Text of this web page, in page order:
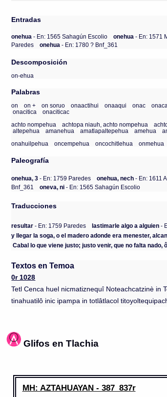
Entradas
onehua- En: 1565 Sahagún Escolio onehua- En: 1571
Paredes
onehua- En: 1780 ? Bnf_361
Descomposición
on-ehua
Palabras
on on + on soruo onaactihui onaaqui onac onaca
onacitica
onaciticac
achto nompehua
achtopa niauh, achto nompehua
altepehua
amanehua amatlapaltepehua amehua
onahuilpehua
oncempehua oncochitlehua onmehua
Paleografía
onehua, 3 - En: 1759 Paredes onehua, nech - En: 1611
Bnf_361
oneva, ni - En: 1565 Sahagún Escolio
Traducciones
resultar - En: 1759 Paredes lastimarle algo a alguien -
y llegar la soga, o el madero adonde era menester,
Cabal lo que viene justo; justo venir, que no falta nado,
Textos en Temoa
0r 1028
Tetl Cenca huel nicmatiznequî Noteachcatzinè in
tinahuatilô inic ipampa in totlâtlacol
Glifos en Tlachia
MH: AZTAHUAYAN - 387_837r